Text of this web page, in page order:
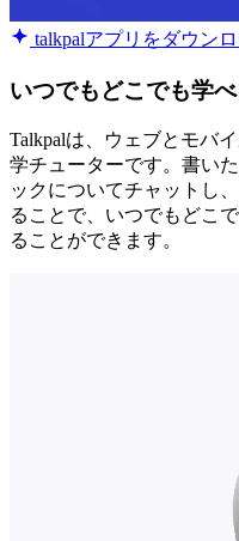
talkpalアプリをダウン
いつでもどこでも学
Talkpalは、ウェブとモバ
学チューターです。書い
ックについてチャットし
ることで、いつでもどこ
ることができます。